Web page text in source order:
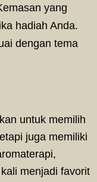
yang
hadiah Anda.
dengan tema
untuk memilih
juga memiliki
menjadi favorit